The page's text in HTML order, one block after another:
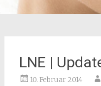
LNE |
10. Februar 2014